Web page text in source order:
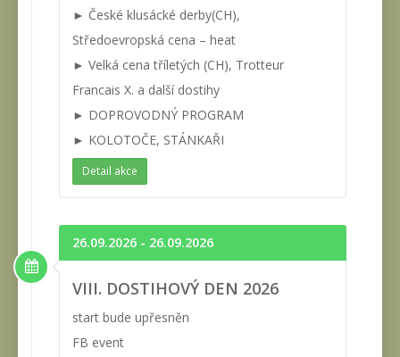
► České klusácké derby(CH),
Středoevropská cena – heat
► Velká cena tříletých (CH), Trotteur
Francais X. a další dostihy
► DOPROVODNÝ PROGRAM
► KOLOTOČE, STÁNKAŘI
Detail akce
26.09.2026 - 26.09.2026
VIII. DOSTIHOVÝ DEN 2026
start bude upřesněn
FB event